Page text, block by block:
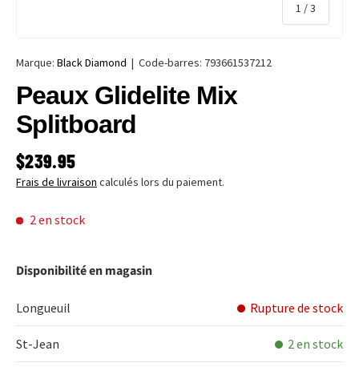
1 /de
3
Marque: Black Diamond | Code-barres: 793661537212
Peaux Glidelite Mix
Splitboard
PRIX HABITUEL
$239.95
Frais de livraison calculés lors du paiement.
2 en stock
Disponibilité en magasin
Longueuil Rupture de stock
St-Jean 2 en stock